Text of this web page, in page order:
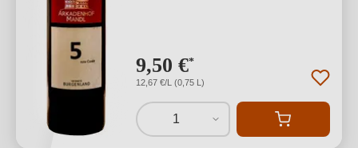
9,50 €*
12,67 €/L (0,75 L)
1